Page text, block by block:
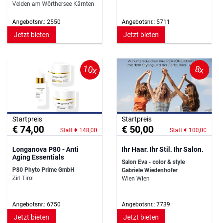
Velden am Wörthersee Kärnten
Angebotsnr.: 2550
Jetzt bieten
Angebotsnr.: 5711
Jetzt bieten
10x
Startpreis
€ 74,00 Statt € 148,00
Longanova P80 - Anti
Aging Essentials
P80 Phyto Prime GmbH
Zirl Tirol
Angebotsnr.: 6750
Jetzt bieten
8x
Startpreis
€ 50,00 Statt € 100,00
Ihr Haar. Ihr Stil. Ihr Salon.
Salon Eva - color & style
Gabriele Wiedenhofer
Wien Wien
Angebotsnr.: 7739
Jetzt bieten